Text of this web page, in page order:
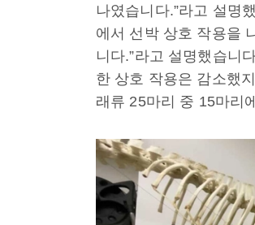
나였습니다.”라고 설명
에서 선박 상호 작용을
니다.”라고 설명했습니
한 상호 작용은 감소했
래류 25마리 중 15마리